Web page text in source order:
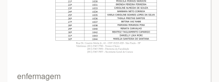
enfermagem